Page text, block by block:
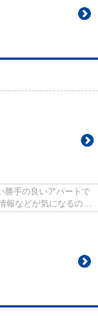
勝手の良いアパートで
報などが気になるので